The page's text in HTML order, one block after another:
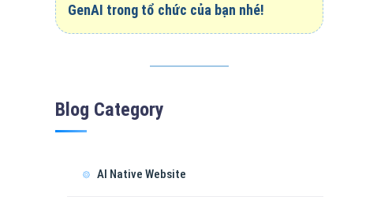
GenAI trong tổ chức của bạn nhé!
Blog Category
AI Native Website